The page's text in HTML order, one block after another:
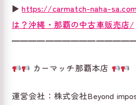
▶https://carmatch-naha-
は？沖縄・那覇の中古車販売店/
カーマッチ那覇本店
運営会社：株式会社Beyond